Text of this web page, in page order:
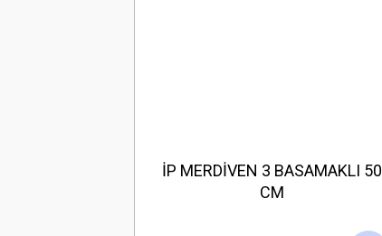
İP MERDİVEN 3 BASAMAKLI 50
CM